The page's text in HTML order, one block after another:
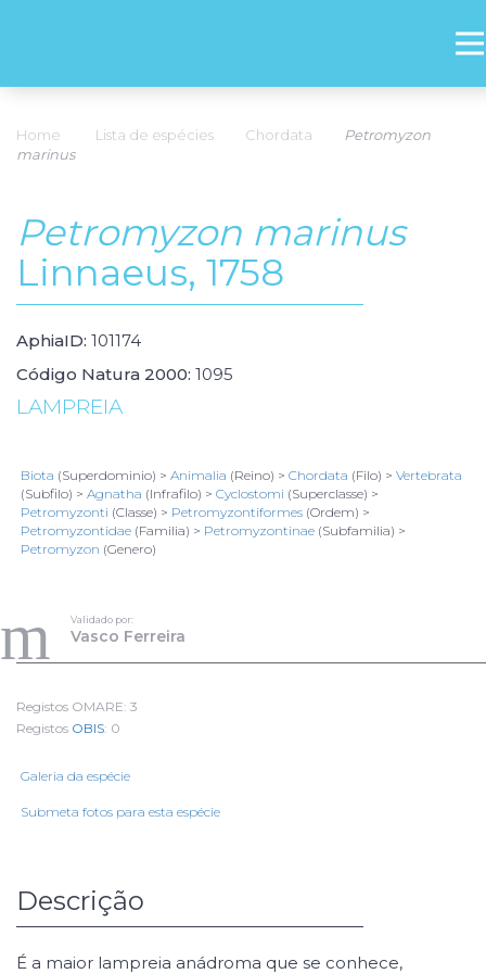
Home Lista de espécies Chordata
Petromyzon
marinus
Petromyzon marinus
Linnaeus, 1758
AphiaID: 101174
Código Natura 2000: 1095
LAMPREIA
Biota (Superdominio) > Animalia (Reino) > Chordata (Filo) > Vertebrata
(Subfilo) > Agnatha (Infrafilo) > Cyclostomi (Superclasse) >
Petromyzonti (Classe) > Petromyzontiformes(Ordem) >
Petromyzontidae(Familia) > Petromyzontinae(Subfamilia) >
Petromyzon (Genero)
Vasco Ferreira
Validado por:
Vasco Ferreira
Registos OMARE: 3
Registos OBIS: 0
Galeria da espécie
Submeta fotos para esta espécie
Descrição
É a maior lampreia anádroma que se conhece,